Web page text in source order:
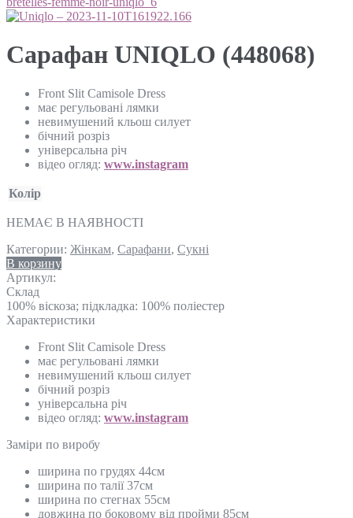
Сарафан UNIQLO (448068)
Front Slit Camisole Dress
має регульовані лямки
невимушений кльош силует
бічний розріз
універсальна річ
відео огляд: www.instagram
Колір
НЕМАЄ В НАЯВНОСТІ
Категории: Жінкам, Сарафани, Сукні
В корзину
Артикул:
Склад
100% віскоза; підкладка: 100% поліестер
Характеристики
Front Slit Camisole Dress
має регульовані лямки
невимушений кльош силует
бічний розріз
універсальна річ
відео огляд: www.instagram
Замiри по виробу
ширина по грудях 44см
ширина по талії 37см
ширина по стегнах 55см
довжина по боковому від пройми 85см